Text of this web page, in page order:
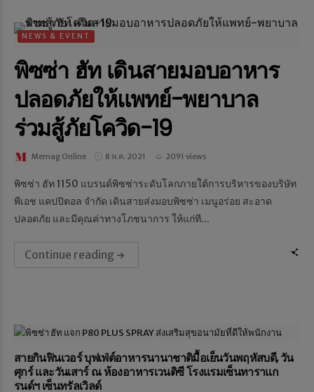
NEWS & EVENT
พิซซ่า ฮัท เดินสายมอบอาหาร
ปลอดภัยให้แพทย์-พยาบาล
ร่วมสู้ภัยโควิด-19
Memag Online 8 พ.ค. 2021 2091 views
พิซซ่า ฮัท 1150 แบรนด์พิซซ่าระดับโลกภายใต้การบริหารของบริษัท
พีเอช แคปปิตอล จำกัด เดินสายส่งมอบพิซซ่า เมนูอร่อย สะอาด
ปลอดภัย และมีคุณค่าทางโภชนาการ ให้แก่ที...
Continue reading
สายกินฟินเวอร์ บุฟเฟ่ต์อาหารนานาชาติมื้อเย็นวันพฤหัสบดี, วัน
ศุกร์ และวันเสาร์ ณ ห้องอาหารเวนติซี โรงแรมเซ็นทาราแก
รนด์ฯ เซ็นทรัลเวิลด์